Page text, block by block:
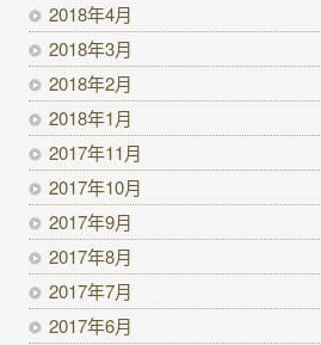
2018年4月
2018年3月
2018年2月
2018年1月
2017年11月
2017年10月
2017年9月
2017年8月
2017年7月
2017年6月